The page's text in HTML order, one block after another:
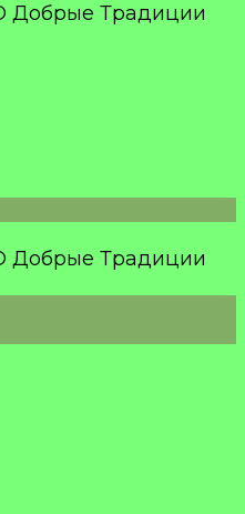
Добрые Традиции
Добрые Традиции